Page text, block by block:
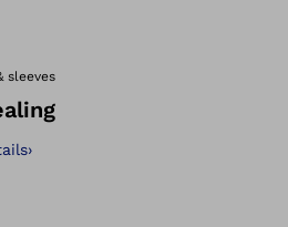
sleeves
›